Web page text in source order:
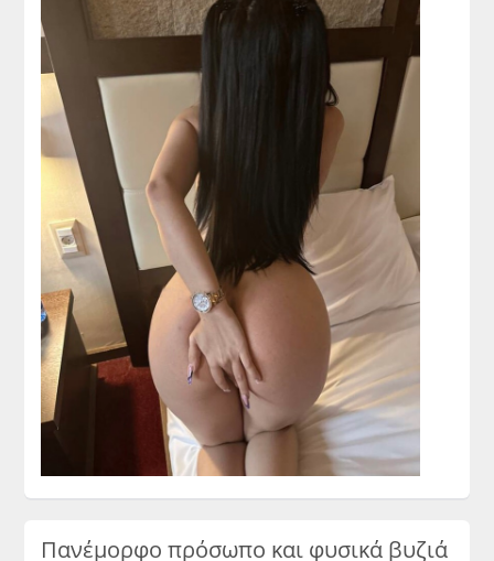
Πανέμορφο πρόσωπο και φυσικά βυζιά